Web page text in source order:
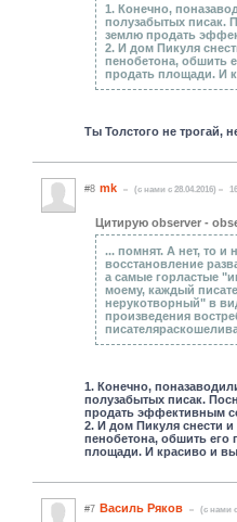
1. Конечно,
полузабытых писак.
землю продать
2. И дом Пикуля
пенобетона, обшить
продать площади. И
Ты Толстого не трогай,
#8 mk (c нами с 28.04.2016)
Цитирую observer -
... помнят. А нет, то и
восстановление
а самые горластые
моему, каждый
нерукотворный" в
произведения
1. Конечно,
полузабытых писак.
продать эффективным
2. И дом Пикуля снести
пенобетона, обшить его
площади. И красиво и
#7 Василь Ряков
(c нами